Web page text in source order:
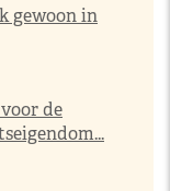
gewoon in
de